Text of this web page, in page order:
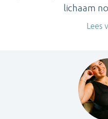
lichaam
Lees